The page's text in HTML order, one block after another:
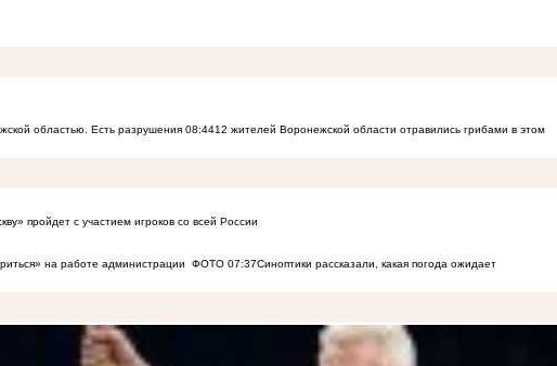
областью. Есть разрушения 08:4412 жителей Воронежской области отравились грибами в этом
пройдет с участием игроков со всей России
на работе администрации ФОТО 07:37Синоптики рассказали, какая погода ожидает